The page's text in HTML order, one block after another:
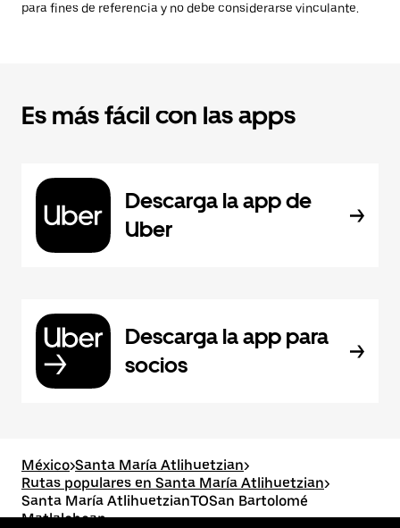
para fines de referencia y no debe considerarse vinculante.
Es más fácil con las apps
Descarga la app de
Uber
Descarga la app para
socios
México>Santa María Atlihuetzian>
Rutas populares en Santa María Atlihuetzian>
Santa María AtlihuetzianTOSan Bartolomé
Matlalohcan